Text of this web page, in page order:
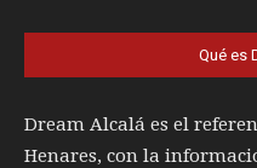
Qué es
Dream Alcalá es el
Henares, con la